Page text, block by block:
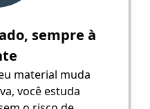
sempre à
material muda
você estuda